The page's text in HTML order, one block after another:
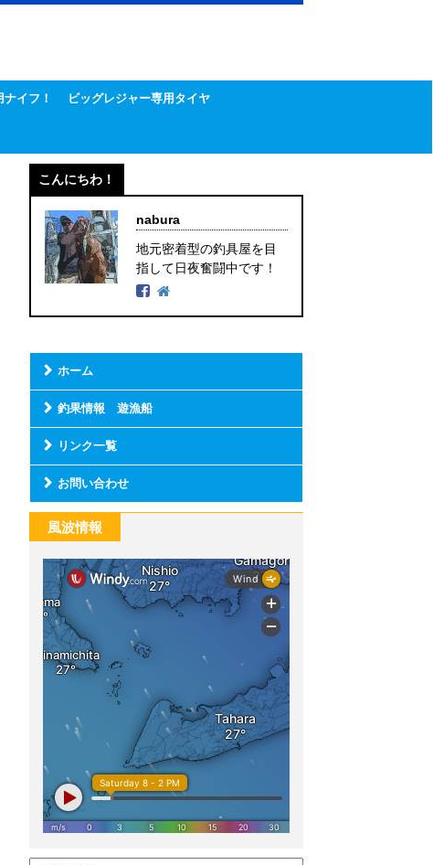
イフ！ ビッグレジャー専用タイヤ
こんにちわ！
nabura
地元密着型の釣具屋を目
指して日夜奮闘中です！
ホーム
釣果情報 遊漁船
リンク一覧
お問い合わせ
風波情報